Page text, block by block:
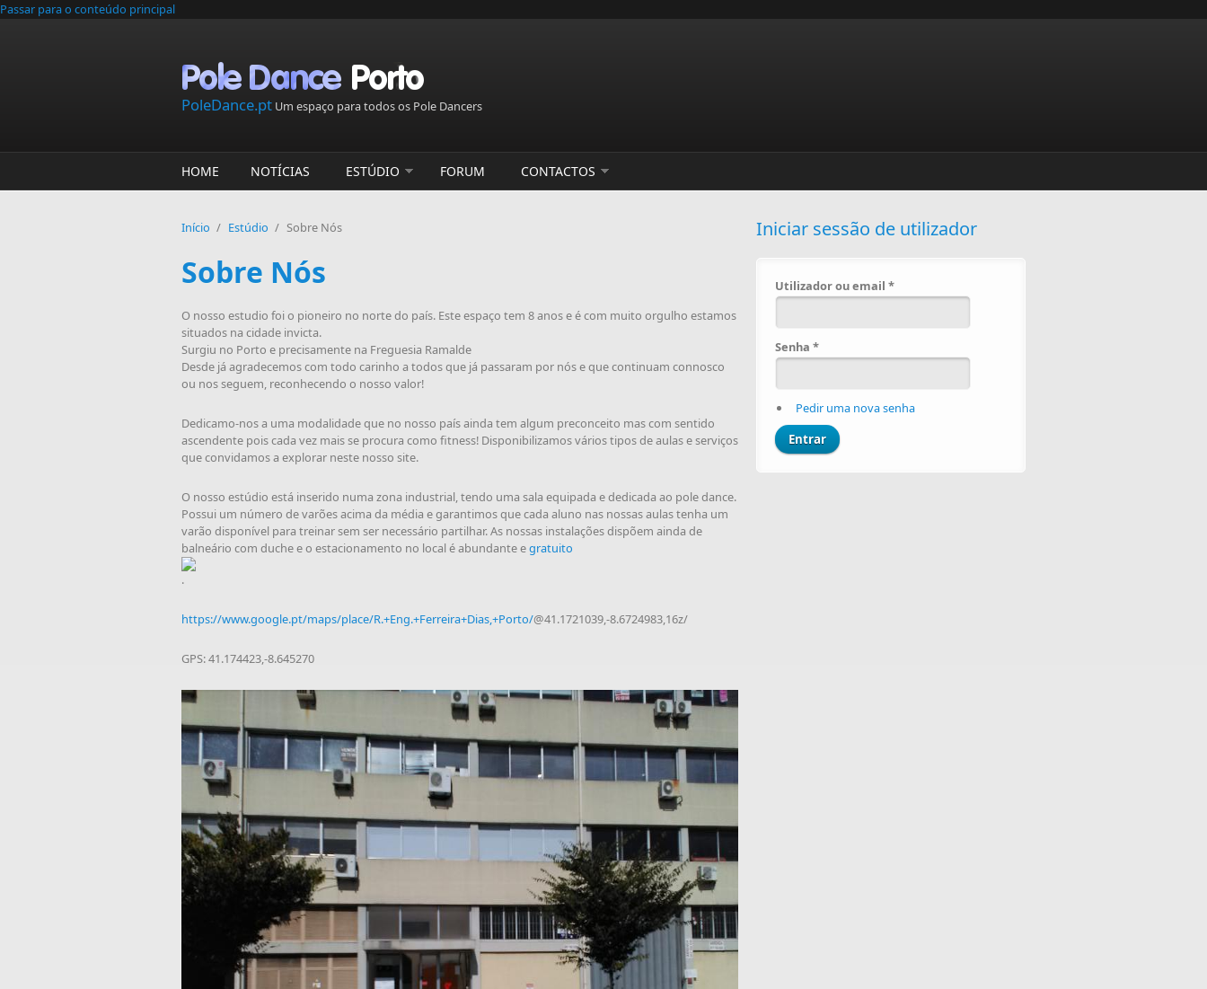
Passar para o conteúdo principal
PoleDance.pt Um espaço para todos os Pole Dancers
HOME NOTÍCIAS ESTÚDIO FORUM CONTACTOS
Início / Estúdio / Sobre Nós
Sobre Nós
O nosso estudio foi o pioneiro no norte do país. Este espaço tem 8 anos e é com muito orgulho estamos
situados na cidade invicta.
Surgiu no Porto e precisamente na Freguesia Ramalde
Desde já agradecemos com todo carinho a todos que já passaram por nós e que continuam connosco
ou nos seguem, reconhecendo o nosso valor!
Dedicamo-nos a uma modalidade que no nosso país ainda tem algum preconceito mas com sentido
ascendente pois cada vez mais se procura como fitness! Disponibilizamos vários tipos de aulas e serviços
que convidamos a explorar neste nosso site.
O nosso estúdio está inserido numa zona industrial, tendo uma sala equipada e dedicada ao pole dance.
Possui um número de varões acima da média e garantimos que cada aluno nas nossas aulas tenha um
varão disponível para treinar sem ser necessário partilhar. As nossas instalações dispõem ainda de
balneário com duche e o estacionamento no local é abundante egratuito
.
https://www.google.pt/maps/place/R.+Eng.+Ferreira+Dias,+Porto/@41.1721039,-8.6724983,16z/
GPS: 41.174423,-8.645270
Iniciar sessão de utilizador
Utilizador ou email *
Senha *
Pedir uma nova senha